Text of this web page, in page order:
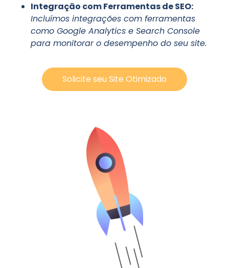
Integração com Ferramentas de SEO:
Incluímos integrações com ferramentas
como Google Analytics e Search Console
para monitorar o desempenho do seu site.
Solicite seu Site Otimizado